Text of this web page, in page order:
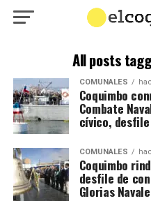
All posts
COMUNALES
Coquimbo
Combate
cívico,
COMUNALES
Coquimbo
desfile de
Glorias